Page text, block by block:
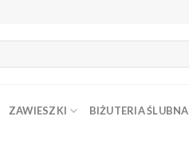
ZAWIESZKI BIŻUTERIA ŚLUBNA